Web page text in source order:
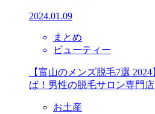
2024.01.09
まとめ
ビューティー
【富山のメンズ脱毛7選
ば！男性の脱毛サロン専門
お土産